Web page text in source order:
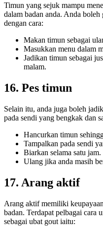
Timun yang sejuk mampu
dalam badan anda. Anda
dengan cara:
Makan timun sebagai
Masukkan menu dalam
Jadikan timun sebagai
malam.
16. Pes timun
Selain itu, anda juga boleh
pada sendi yang bengkak dan
Hancurkan timun
Tampalkan pada sendi
Biarkan selama satu jam.
Ulang jika anda masih
17. Arang aktif
Arang aktif memiliki
badan. Terdapat pelbagai cara
sebagai ubat gout iaitu: